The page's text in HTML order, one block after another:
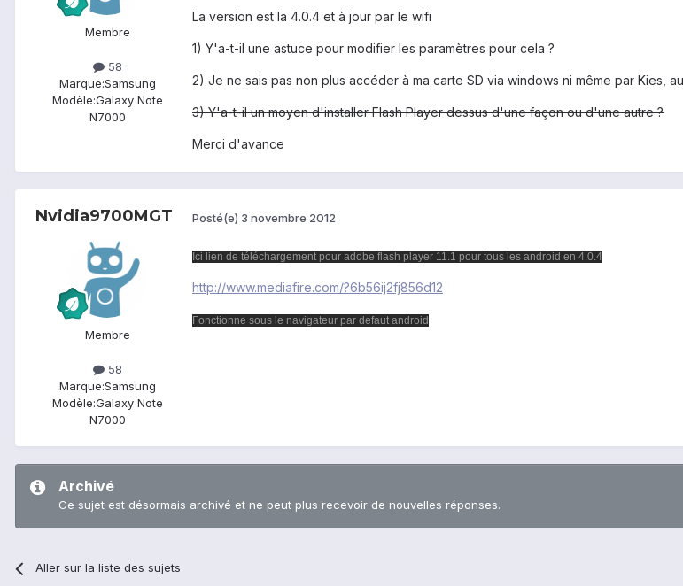
Membre
58
Marque:Samsung
Modèle:Galaxy Note
N7000
La version est la 4.0.4 et à jour par le wifi
1) Y'a-t-il une astuce pour modifier les paramètres pour cela ?
2) Je ne sais pas non plus accéder à ma carte SD via windows ni même par Kies,
3) Y'a-t-il un moyen d'installer Flash Player dessus d'une façon ou d'une autre ?
Merci d'avance
Nvidia9700MGT
Membre
58
Marque:Samsung
Modèle:Galaxy Note
N7000
Posté(e) 3 novembre 2012
Ici lien de téléchargement pour adobe flash player 11.1 pour tous les android en 4.0.4
http://www.mediafire.com/?6b56ij2fj856d12
Fonctionne sous le navigateur par defaut android
Archivé
Ce sujet est désormais archivé et ne peut plus recevoir de nouvelles réponses.
Aller sur la liste des sujets